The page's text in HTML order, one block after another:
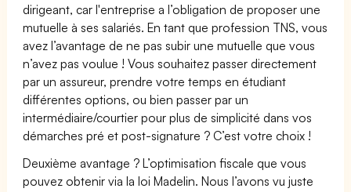
dirigeant, car l'entreprise a l’obligation de proposer une
mutuelle à ses salariés. En tant que profession TNS, vous
avez l’avantage de ne pas subir une mutuelle que vous
n’avez pas voulue ! Vous souhaitez passer directement
par un assureur, prendre votre temps en étudiant
différentes options, ou bien passer par un
intermédiaire/courtier pour plus de simplicité dans vos
démarches pré et post-signature ? C’est votre choix !
Deuxième avantage ? L’optimisation fiscale que vous
pouvez obtenir via la loi Madelin. Nous l’avons vu juste